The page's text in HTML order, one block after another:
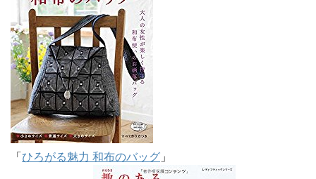
「 ひろがる魅力 和布のバッグ 」